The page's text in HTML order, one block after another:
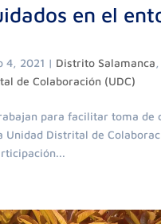
en el
4, 2021 | Distrito Salamanca
de Colaboración (UDC)
para facilitar toma
Unidad Distrital de